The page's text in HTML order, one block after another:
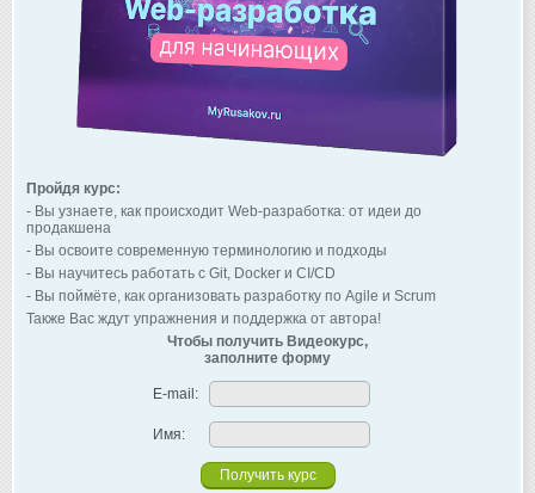
Пройдя курс:
- Вы узнаете, как происходит Web-разработка: от идеи до
продакшена
- Вы освоите современную терминологию и подходы
- Вы научитесь работать с Git, Docker и CI/CD
- Вы поймёте, как организовать разработку по Agile и Scrum
Также Вас ждут упражнения и поддержка от автора!
Чтобы получить Видеокурс,
заполните форму
E-mail:
Имя: